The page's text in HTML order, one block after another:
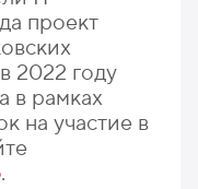
проект
2022 году
в рамках
на участие в
.